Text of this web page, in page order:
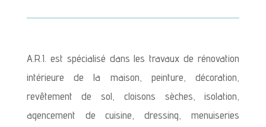
A.R.I. est spécialisé dans les travaux de rénovation
intérieure de la maison, peinture, décoration,
revêtement de sol, cloisons sèches, isolation,
agencement de cuisine, dressing, menuiseries